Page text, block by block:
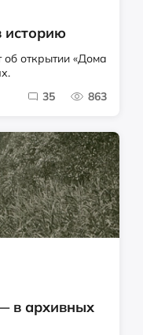
историю
открытии «Дома
35 863
в архивных